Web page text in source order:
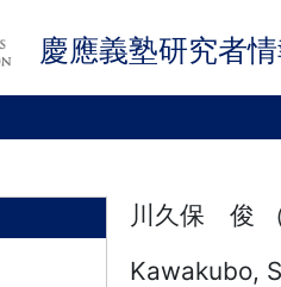
慶應義塾研究者
川久保 俊
Kawakubo,